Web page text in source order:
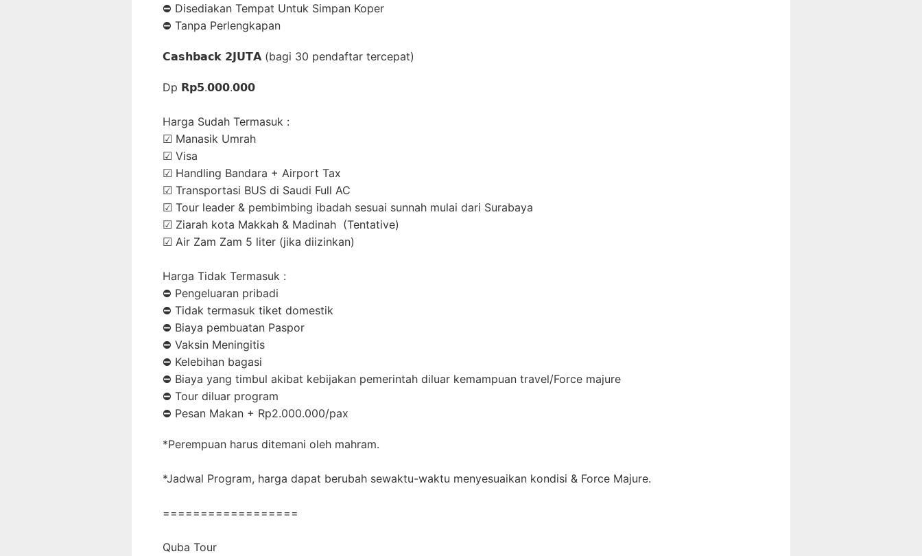
⛔ Disediakan Tempat Untuk Simpan Koper
⛔ Tanpa Perlengkapan
𝗖𝗮𝘀𝗵𝗯𝗮𝗰𝗸 𝟮𝗝𝗨𝗧𝗔 (bagi 30 pendaftar tercepat)
Dp 𝗥𝗽𝟱.𝟬𝟬𝟬.𝟬𝟬𝟬
Harga Sudah Termasuk :⁣
☑ Manasik Umrah⁣
☑ Visa⁣
☑ Handling Bandara + Airport Tax⁣
☑ Transportasi BUS di Saudi Full AC⁣
☑ Tour leader & pembimbing ibadah sesuai sunnah mulai dari Surabaya⁣
☑ Ziarah kota Makkah & Madinah ⁣ (Tentative)
☑ Air Zam Zam 5 liter (jika diizinkan)⁣
Harga Tidak Termasuk :
⛔ Pengeluaran pribadi⁣
⛔ Tidak termasuk tiket domestik
⛔ Biaya pembuatan Paspor⁣
⛔ Vaksin Meningitis
⛔ Kelebihan bagasi⁣
⛔ Biaya yang timbul akibat kebijakan pemerintah diluar kemampuan travel/Force majure⁣
⛔ Tour diluar program⁣
⛔ Pesan Makan + Rp2.000.000/pax
*Perempuan harus ditemani oleh mahram.
*Jadwal Program, harga dapat berubah sewaktu-waktu menyesuaikan kondisi & Force Majure⁣.
==================⁣
Quba Tour⁣